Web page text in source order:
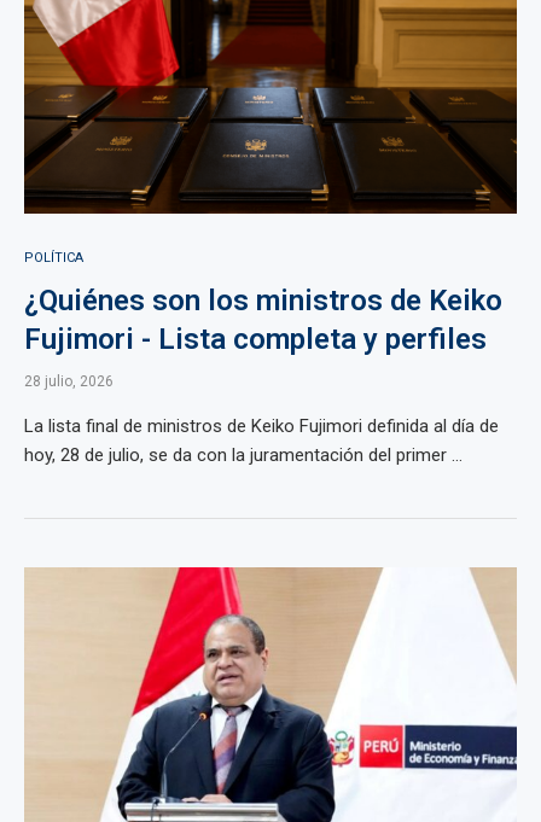
POLÍTICA
¿Quiénes son los ministros de Keiko
Fujimori - Lista completa y perfiles
28 julio, 2026
La lista final de ministros de Keiko Fujimori definida al día de
hoy, 28 de julio, se da con la juramentación del primer ...